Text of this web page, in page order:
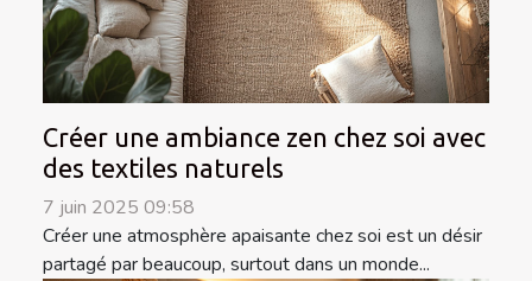
Créer une ambiance zen chez soi avec
des textiles naturels
7 juin 2025 09:58
Créer une atmosphère apaisante chez soi est un désir
partagé par beaucoup, surtout dans un monde...